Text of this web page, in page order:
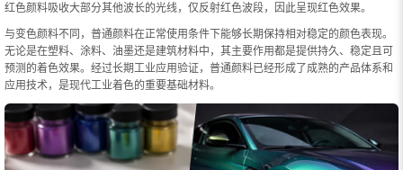
红色颜料吸收大部分其他波长的光线，仅反射红色波段，因此呈现红色效果。
与变色颜料不同，普通颜料在正常使用条件下能够长期保持相对稳定的颜色表现。
无论是在塑料、涂料、油墨还是建筑材料中，其主要作用都是提供持久、稳定且可
预测的着色效果。经过长期工业应用验证，普通颜料已经形成了成熟的产品体系和
应用技术，是现代工业着色的重要基础材料。